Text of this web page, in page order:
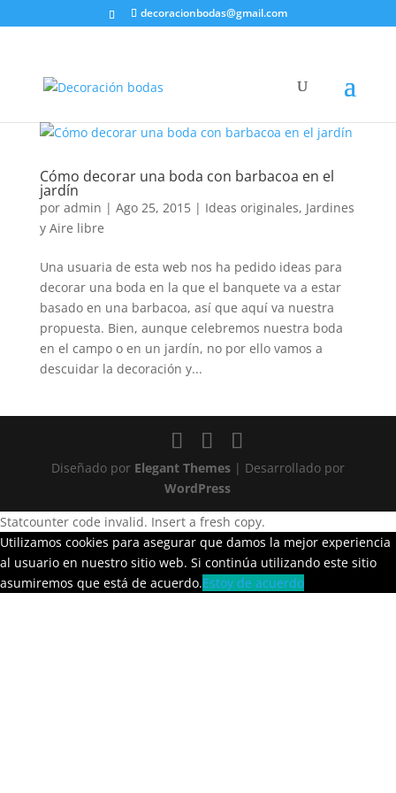
decoracionbodas@gmail.com
Cómo decorar una boda con barbacoa en el
jardín
por admin | Ago 25, 2015| Ideas originales, Jardines
y Aire libre
Una usuaria de esta web nos ha pedido ideas para
decorar una boda en la que el banquete va a estar
basado en una barbacoa, así que aquí va nuestra
propuesta. Bien, aunque celebremos nuestra boda
en el campo o en un jardín, no por ello vamos a
descuidar la decoración y...
Diseñado por Elegant Themes| Desarrollado por
WordPress
Statcounter code invalid. Insert a fresh copy.
Utilizamos cookies para asegurar que damos la mejor experiencia
al usuario en nuestro sitio web. Si continúa utilizando este sitio
asumiremos que está de acuerdo.Estoy de acuerdo